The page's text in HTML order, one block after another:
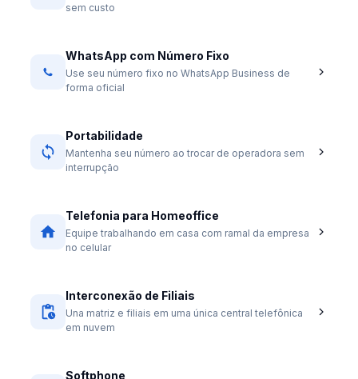
sem custo
WhatsApp com Número Fixo
Use seu número fixo no WhatsApp Business de
forma oficial
Portabilidade
Mantenha seu número ao trocar de operadora sem
interrupção
Telefonia para Homeoffice
Equipe trabalhando em casa com ramal da empresa
no celular
Interconexão de Filiais
Una matriz e filiais em uma única central telefônica
em nuvem
Softphone